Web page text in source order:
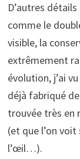
D’autres
comme le
visible, la
extrêmement
évolution, j’ai
déjà fabriqué
trouvée très en
(et que l’on
l’œil…).